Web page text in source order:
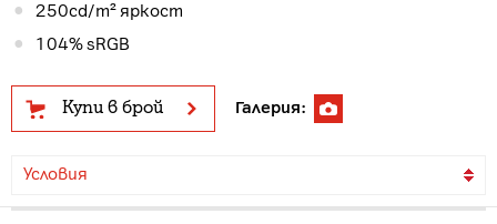
250cd/m² яркост
104% sRGB
Купи в брой Галерия:
Условия